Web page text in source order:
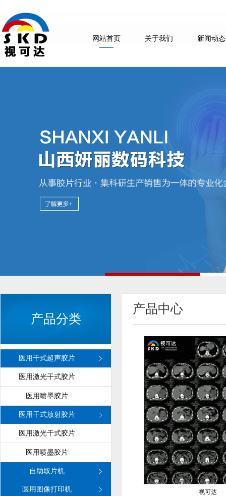
网站首页 关于我们 新闻动态
产品分类
医用干式超声胶片
医用激光干式胶片
医用喷墨胶片
医用干式放射胶片
医用激光干式胶片
医用喷墨胶片
自助取片机
医用图像打印机
产品中心
视可达